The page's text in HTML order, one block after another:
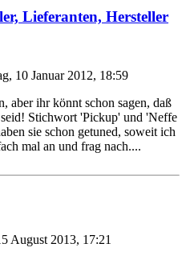
Lieferanten, Hersteller
10 Januar 2012, 18:59
aber ihr könnt schon sagen, daß
Stichwort 'Pickup' und 'Neffe
sie schon getuned, soweit ich
mal an und frag nach....
August 2013, 17:21